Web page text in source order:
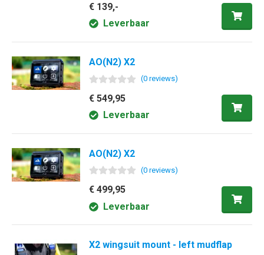
€ 139,-
Leverbaar
AO(N2) X2
(0reviews)
€ 549,95
Leverbaar
AO(N2) X2
(0reviews)
€ 499,95
Leverbaar
X2 wingsuit mount - left mudflap